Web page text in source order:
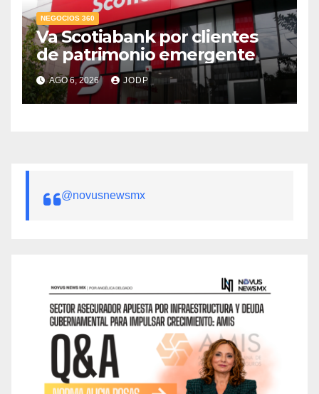
NEGOCIOS 360
Va Scotiabank por clientes
de patrimonio emergente
AGO 6, 2026 JODP
@novusnewsmx